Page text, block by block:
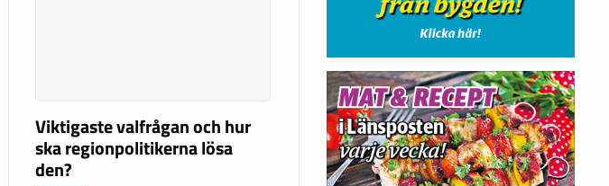
Viktigaste valfrågan och hur
ska regionpolitikerna lösa
den?